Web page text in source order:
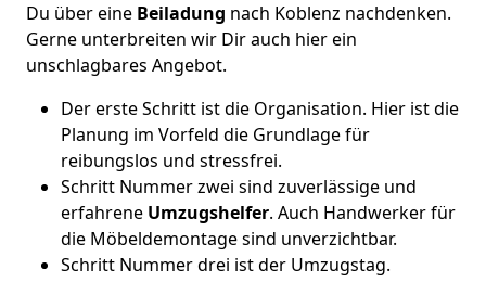
Du über eine Beiladung nach Koblenz nachdenken.
Gerne unterbreiten wir Dir auch hier ein
unschlagbares Angebot.
Der erste Schritt ist die Organisation. Hier ist die
Planung im Vorfeld die Grundlage für
reibungslos und stressfrei.
Schritt Nummer zwei sind zuverlässige und
erfahrene Umzugshelfer. Auch Handwerker für
die Möbeldemontage sind unverzichtbar.
Schritt Nummer drei ist der Umzugstag.